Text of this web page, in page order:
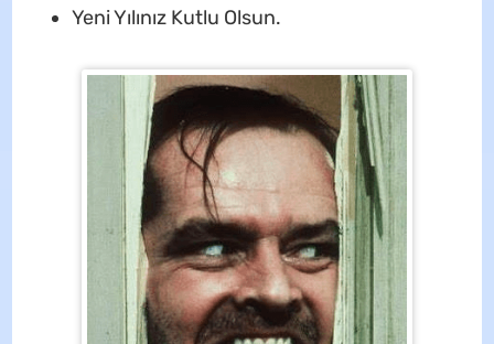
Yeni Yılınız Kutlu Olsun.